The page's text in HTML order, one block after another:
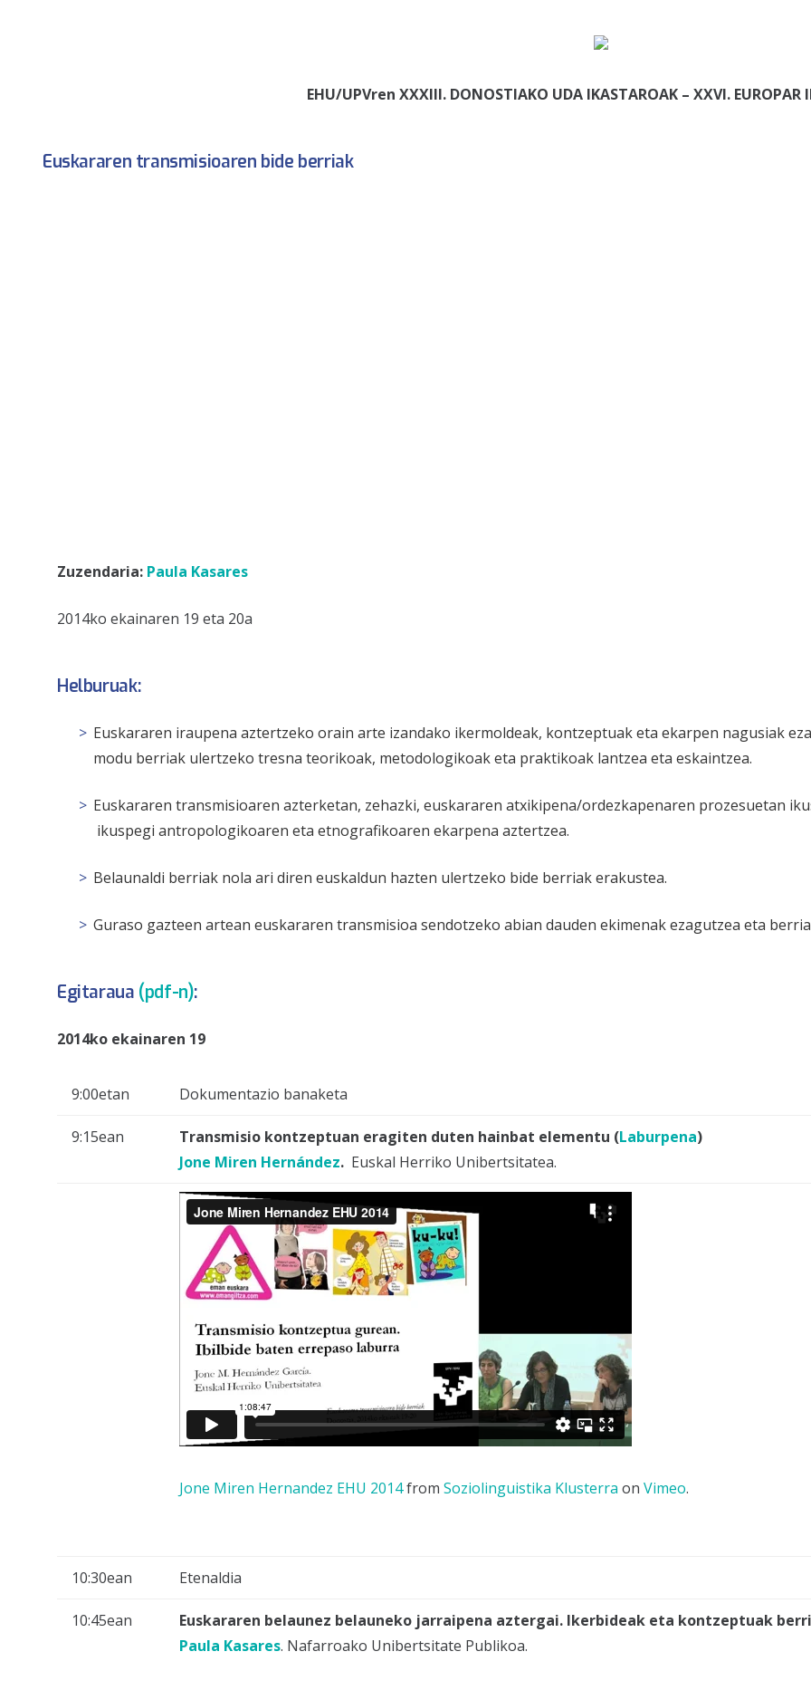
EHU/UPVren XXXIII. DONOSTIAKO UDA IKASTAROAK – XXVI. EUROPAR
Euskararen transmisioaren bide berriak
Zuzendaria: Paula Kasares
2014ko ekainaren 19 eta 20a
Helburuak:
Euskararen iraupena aztertzeko orain arte izandako ikermoldeak, kontzeptuak eta ekarpen nagusiak
modu berriak ulertzeko tresna teorikoak, metodologikoak eta praktikoak lantzea eta eskaintzea.
Euskararen transmisioaren azterketan, zehazki, euskararen atxikipena/ordezkapenaren prozesuetan
ikuspegi antropologikoaren eta etnografikoaren ekarpena aztertzea.
Belaunaldi berriak nola ari diren euskaldun hazten ulertzeko bide berriak erakustea.
Guraso gazteen artean euskararen transmisioa sendotzeko abian dauden ekimenak ezagutzea eta
Egitaraua (pdf-n):
2014ko ekainaren 19
9:00etan Dokumentazio banaketa
9:15ean Transmisio kontzeptuan eragiten duten hainbat elementu (Laburpena)
Jone Miren Hernández. Euskal Herriko Unibertsitatea.
Jone Miren Hernandez EHU 2014from Soziolinguistika Klusterra on Vimeo.
10:30ean Etenaldia
10:45ean Euskararen belaunez belauneko jarraipena aztergai. Ikerbideak eta kontzeptuak
Paula Kasares. Nafarroako Unibertsitate Publikoa.